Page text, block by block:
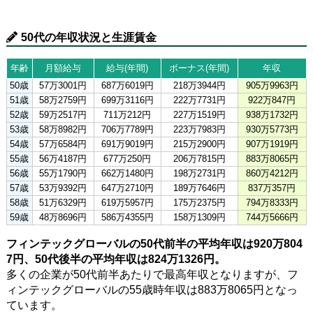
50代の年収状況と生涯賃金
年齢 月額給与 給与(年間) ボーナス(年間)
年収
50歳
57万3001円 687万6019円 218万3944円
905万9963円
51歳
58万2759円 699万3116円 222万7731円
922万847円
52歳
59万2517円 711万212円 227万1519円
938万1732円
53歳
58万8982円 706万7789円 223万7983円
930万5773円
54歳
57万6584円 691万9019円 215万2900円
907万1919円
55歳
56万4187円 677万250円 206万7815円
883万8065円
56歳
55万1790円 662万1480円 198万2731円
860万4212円
57歳
53万9392円 647万2710円 189万7646円
837万357円
58歳
51万6329円 619万5957円 175万2375円
794万8333円
59歳
48万8696円 586万4355円 158万1309円 744万5666円
フィンテックグローバルの50代前半の平均年収は920万804
7円、50代後半の平均年収は824万1326円。
多くの企業が50代前半あたりで最高年収となりますが、フ
ィンテックグローバルの55歳時年収は883万8065円となっ
ています。